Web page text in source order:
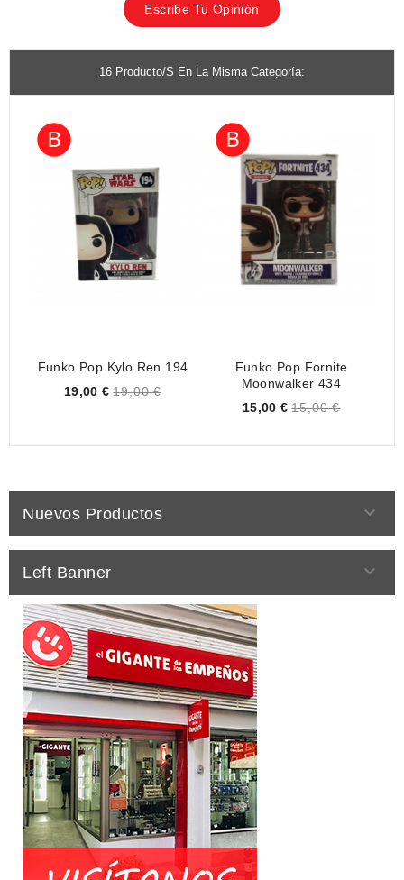
Escribe Tu Opinión
16 Producto/s En La Misma Categoría:
Funko Pop Kylo Ren 194
Price
19,00 € 19,00 €
Funko Pop Fornite
Moonwalker 434
Price
15,00 € 15,00 €
Nuevos Productos 
Left Banner 